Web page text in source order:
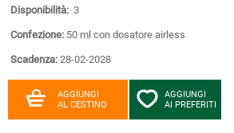
Disponibilità: 3
Confezione: 50 ml con dosatore airless
Scadenza: 28-02-2028
AGGIUNGI
AL CESTINO
AGGIUNGI
AI PREFERITI